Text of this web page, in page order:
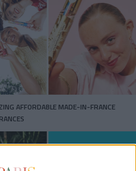
AFFORDABLE MADE-IN-FRANCE